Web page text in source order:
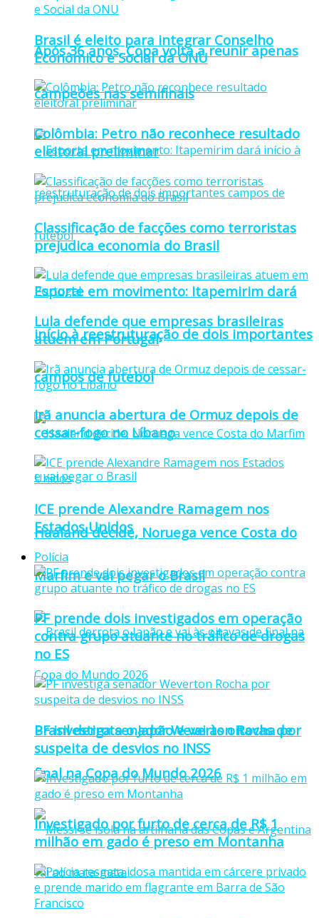
Após 36 anos, Copa volta a reunir apenas
campeões nas semifinais
Esporte em movimento: Itapemirim dará
início à reestruturação de dois importantes
campos de futebol
Haaland decide, Noruega vence Costa do
Marfim e vai pegar o Brasil
Brasil derrota o Japão e vai às oitavas de
final na Copa do Mundo 2026
Brasil é eleito para integrar Conselho
Econômico e Social da ONU
Colômbia: Petro não reconhece resultado
eleitoral preliminar
Classificação de facções como terroristas
prejudica economia do Brasil
Lula defende que empresas brasileiras
atuem em Portugal
Irã anuncia abertura de Ormuz depois de
cessar-fogo no Líbano
ICE prende Alexandre Ramagem nos
Estados Unidos
Polícia
PF prende dois investigados em operação
contra grupo atuante no tráfico de drogas
no ES
PF investiga senador Weverton Rocha por
suspeita de desvios no INSS
Investigado por furto de cerca de R$ 1
milhão em gado é preso em Montanha